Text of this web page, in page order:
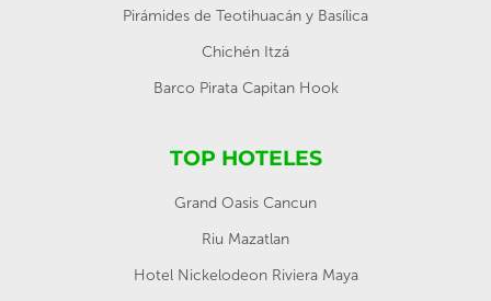
Pirámides de Teotihuacán y Basílica
Chichén Itzá
Barco Pirata Capitan Hook
TOP HOTELES
Grand Oasis Cancun
Riu Mazatlan
Hotel Nickelodeon Riviera Maya